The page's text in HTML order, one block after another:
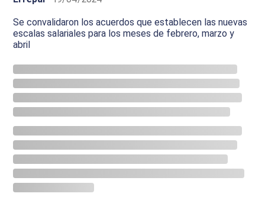
Se convalidaron los acuerdos que establecen las nuevas
escalas salariales para los meses de febrero, marzo y
abril